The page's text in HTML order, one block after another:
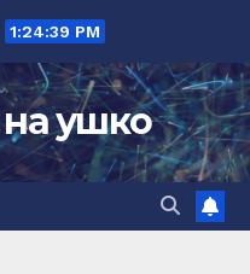
1:24:40 PM
ушко